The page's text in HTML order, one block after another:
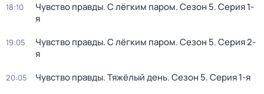
18:10 Чувство правды. С лёгким паром. Сезон 5. Серия 1-
я
19:05 Чувство правды. С лёгким паром. Сезон 5. Серия 2-
я
20:05 Чувство правды. Тяжёлый день. Сезон 5. Серия 1-я